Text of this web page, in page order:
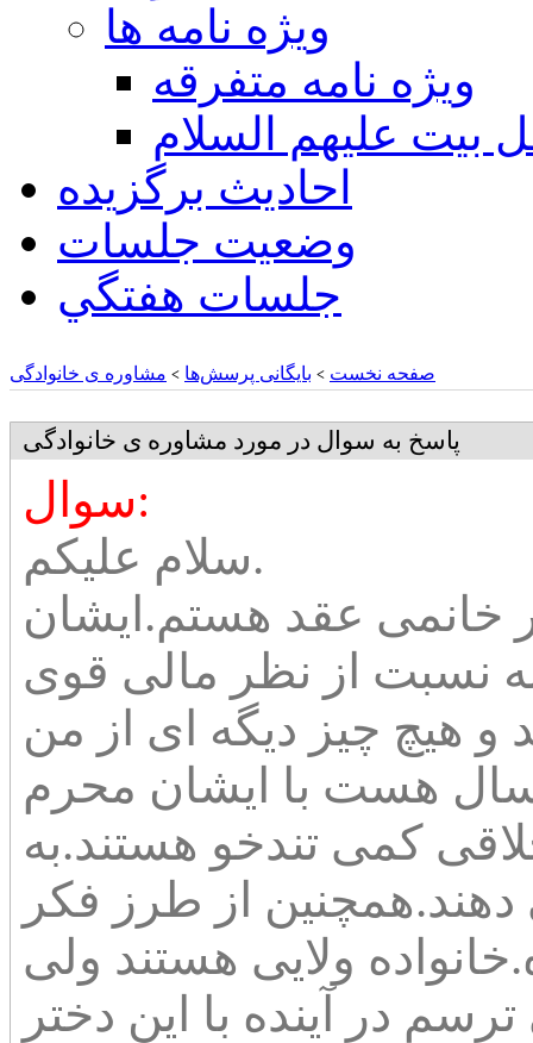
ويژه نامه ها
ويژه نامه متفرقه
بيت عليهم السلام
احادیث برگزیده
وضعیت جلسات
جلسات هفتگي
صفحه نخست > بایگانی پرسش‌ها > مشاوره ی خانوادگی
پاسخ به سوال در مورد مشاوره ی خانوادگی
سوال:
سلام علیکم.
عقد هستم.ایشان
نسبت از نظر مالی قوی
و هیچ چیز دیگه ای از من
هست با ایشان محرم
کمی تندخو هستند.به
از طرز فکر
ولایی هستند ولی
در آینده با این دختر